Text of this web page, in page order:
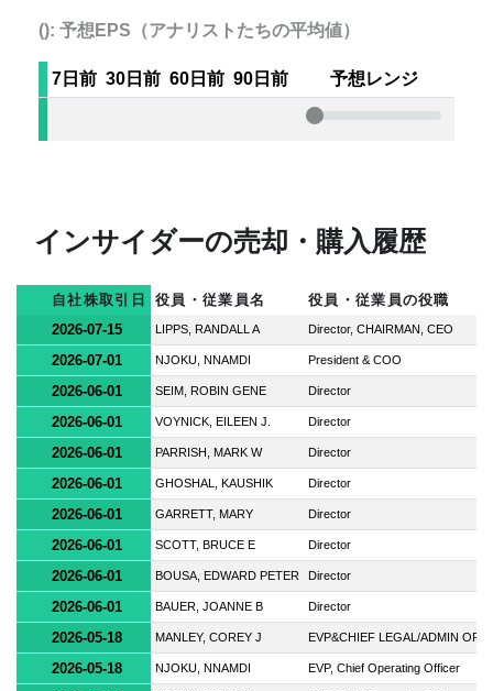
(): 予想EPS（アナリストたちの平均値）
7日前 30日前 60日前 90日前 予想レンジ
インサイダーの売却・購入履歴
自社株取引日 役員・従業員名
役員・従業員の役職
2026-07-15
LIPPS, RANDALL A Director, CHAIRMAN, CEO
2026-07-01 NJOKU, NNAMDI President & COO
2026-06-01 SEIM, ROBIN GENE Director
2026-06-01 VOYNICK, EILEEN J. Director
2026-06-01 PARRISH, MARK W Director
2026-06-01 GHOSHAL, KAUSHIK Director
2026-06-01 GARRETT, MARY Director
2026-06-01 SCOTT, BRUCE E Director
2026-06-01 BOUSA, EDWARD PETER Director
2026-06-01 BAUER, JOANNE B Director
2026-05-18 MANLEY, COREY J EVP&CHIEF LEGAL/ADMIN
2026-05-18 NJOKU, NNAMDI EVP, Chief Operating Officer